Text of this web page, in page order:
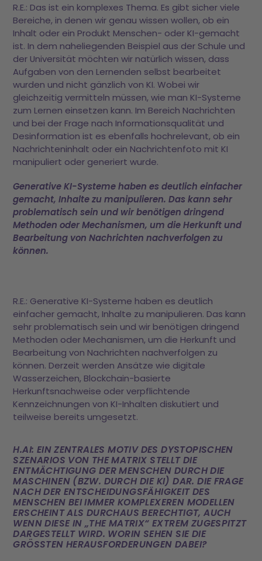
R.E.: Das ist ein komplexes Thema. Es gibt sicher viele
Bereiche, in denen wir genau wissen wollen, ob ein
Inhalt oder ein Produkt Menschen- oder KI-gemacht
ist. In dem naheliegenden Beispiel aus der Schule und
der Universität möchten wir natürlich wissen, dass
Aufgaben von den Lernenden selbst bearbeitet
wurden und nicht gänzlich von KI. Wobei wir
gleichzeitig vermitteln müssen, wie man KI-Systeme
zum Lernen einsetzen kann. Im Bereich Nachrichten
und bei der Frage nach Informationsqualität und
Desinformation ist es ebenfalls hochrelevant, ob ein
Nachrichteninhalt oder ein Nachrichtenfoto mit KI
manipuliert oder generiert wurde.
Generative KI-Systeme haben es deutlich einfacher
gemacht, Inhalte zu manipulieren. Das kann sehr
problematisch sein und wir benötigen dringend
Methoden oder Mechanismen, um die Herkunft und
Bearbeitung von Nachrichten nachverfolgen zu
können.
R.E.: Generative KI-Systeme haben es deutlich
einfacher gemacht, Inhalte zu manipulieren. Das kann
sehr problematisch sein und wir benötigen dringend
Methoden oder Mechanismen, um die Herkunft und
Bearbeitung von Nachrichten nachverfolgen zu
können. Derzeit werden Ansätze wie digitale
Wasserzeichen, Blockchain-basierte
Herkunftsnachweise oder verpflichtende
Kennzeichnungen von KI-Inhalten diskutiert und
teilweise bereits umgesetzt.
H.AI: EIN ZENTRALES MOTIV DES DYSTOPISCHEN
SZENARIOS VON THE MATRIX STELLT DIE
ENTMÄCHTIGUNG DER MENSCHEN DURCH DIE
MASCHINEN (BZW. DURCH DIE KI) DAR. DIE FRAGE
NACH DER ENTSCHEIDUNGSFÄHIGKEIT DES
MENSCHEN BEI IMMER KOMPLEXEREN MODELLEN
ERSCHEINT ALS DURCHAUS BERECHTIGT, AUCH
WENN DIESE IN „THE MATRIX“ EXTREM ZUGESPITZT
DARGESTELLT WIRD. WORIN SEHEN SIE DIE
GRÖSSTEN HERAUSFORDERUNGEN DABEI?